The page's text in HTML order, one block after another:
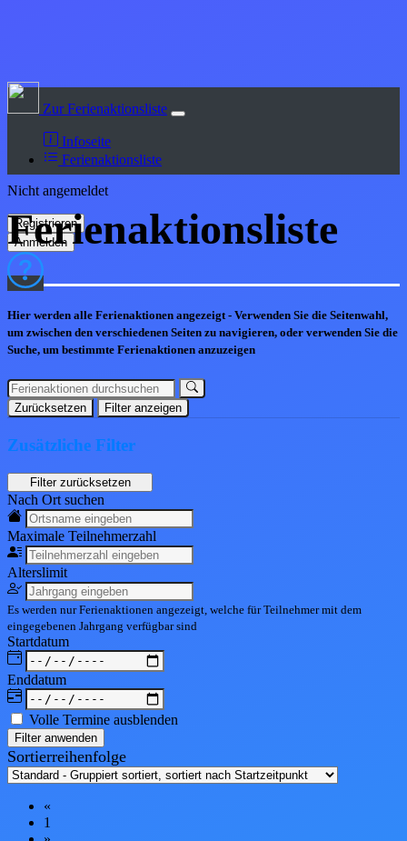
Zur Ferienaktionsliste
Infoseite
Ferienaktionsliste
Nicht angemeldet
Ferienaktionsliste
Hier werden alle Ferienaktionen angezeigt - Verwenden Sie die Seitenwahl,
um zwischen den verschiedenen Seiten zu navigieren, oder verwenden Sie die
Suche, um bestimmte Ferienaktionen anzuzeigen
Zurücksetzen Filter anzeigen
Zusätzliche Filter
Nach Ort suchen
Maximale Teilnehmerzahl
Alterslimit
Es werden nur Ferienaktionen angezeigt, welche für Teilnehmer mit dem
eingegebenen Jahrgang verfügbar sind
Startdatum
Enddatum
Volle Termine ausblenden
Filter anwenden
Sortierreihenfolge
«
1